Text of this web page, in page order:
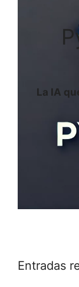
La IA
Entradas